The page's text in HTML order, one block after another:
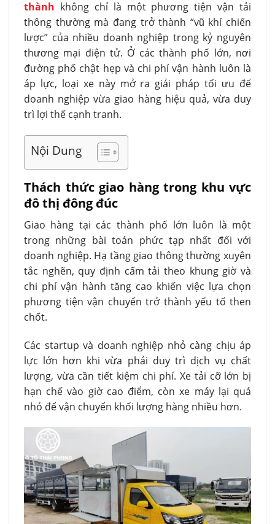
thành không chỉ là một phương tiện vận tải
thông thường mà đang trở thành “vũ khí chiến
lược” của nhiều doanh nghiệp trong kỷ nguyên
thương mại điện tử. Ở các thành phố lớn, nơi
đường phố chật hẹp và chi phí vận hành luôn là
áp lực, loại xe này mở ra giải pháp tối ưu để
doanh nghiệp vừa giao hàng hiệu quả, vừa duy
trì lợi thế cạnh tranh.
Nội Dung
Thách thức giao hàng trong khu vực
đô thị đông đúc
Giao hàng tại các thành phố lớn luôn là một
trong những bài toán phức tạp nhất đối với
doanh nghiệp. Hạ tầng giao thông thường xuyên
tắc nghẽn, quy định cấm tải theo khung giờ và
chi phí vận hành tăng cao khiến việc lựa chọn
phương tiện vận chuyển trở thành yếu tố then
chốt.
Các startup và doanh nghiệp nhỏ càng chịu áp
lực lớn hơn khi vừa phải duy trì dịch vụ chất
lượng, vừa cần tiết kiệm chi phí. Xe tải cỡ lớn bị
hạn chế vào giờ cao điểm, còn xe máy lại quá
nhỏ để vận chuyển khối lượng hàng nhiều hơn.